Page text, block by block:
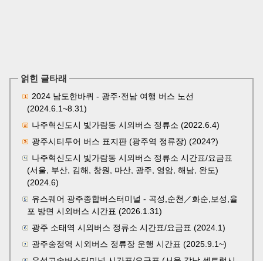
얽힌 글타래
2024 남도한바퀴 - 광주·전남 여행 버스 노선
(2024.6.1~8.31)
나주혁신도시 빛가람동 시외버스 정류소 (2022.6.4)
광주시티투어 버스 표지판 (광주역 정류장) (2024?)
나주혁신도시 빛가람동 시외버스 정류소 시간표/요금표
(서울, 부산, 김해, 창원, 마산, 광주, 영암, 해남, 완도)
(2024.6)
유스퀘어 광주종합버스터미널 - 곡성,순천／화순,보성,율
포 방면 시외버스 시간표 (2026.1.31)
광주 소태역 시외버스 정류소 시간표/요금표 (2024.1)
광주송정역 시외버스 정류장 운행 시간표 (2025.9.1~)